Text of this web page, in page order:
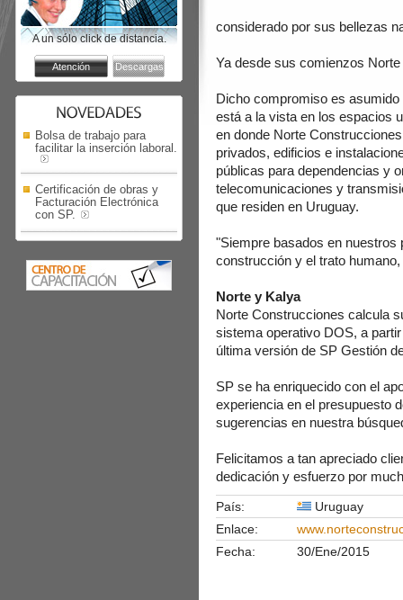
A un sólo click de distancia.
Bolsa de trabajo para
facilitar la inserción laboral.
Certificación de obras y
Facturación Electrónica
con SP.
considerado por sus bellezas
Ya desde sus comienzos
Dicho compromiso es
está a la vista en los espacios
en donde Norte
privados, edificios e
públicas para dependencias y
telecomunicaciones y
que residen en Uruguay.
"Siempre basados en nuestros
construcción y el trato
Norte y Kalya
Norte Construcciones calcula
sistema operativo DOS, a
última versión de SP Gestión
SP se ha enriquecido con el
experiencia en el presupuesto
sugerencias en nuestra
Felicitamos a tan apreciado
dedicación y esfuerzo por
País:
Uruguay
Enlace:
Fecha:
30/Ene/2015